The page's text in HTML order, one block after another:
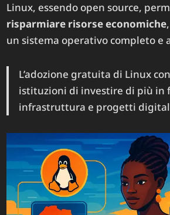
Linux, essendo open source,
risparmiare risorse economiche
un sistema operativo completo e
L’adozione gratuita di Linux
istituzioni di investire di più in
infrastruttura e progetti